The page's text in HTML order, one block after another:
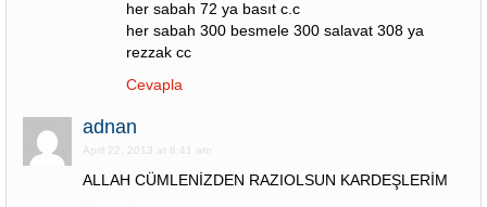
her sabah 72 ya basıt c.c
her sabah 300 besmele 300 salavat 308 ya
rezzak cc
Cevapla
adnan
April 22, 2013 at 8:41 am
ALLAH CÜMLENİZDEN RAZIOLSUN KARDEŞLERİM